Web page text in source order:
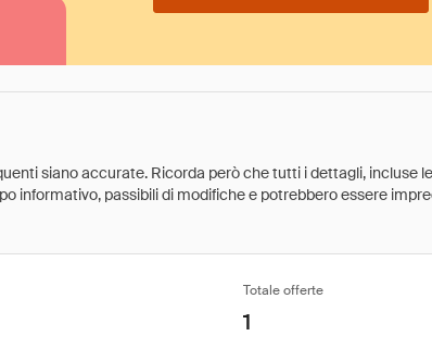
siano accurate. Ricorda però che tutti i dettagli, incluse
informativo, passibili di modifiche e potrebbero essere
Totale offerte
1